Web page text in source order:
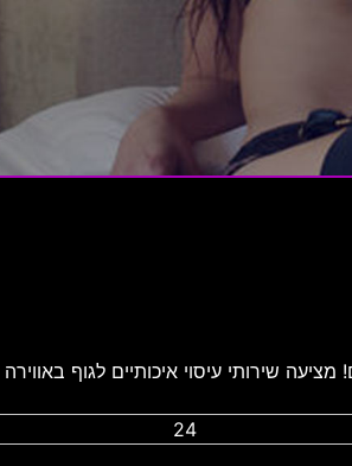
שירותי עיסוי איכותיים לגוף באווירה
24